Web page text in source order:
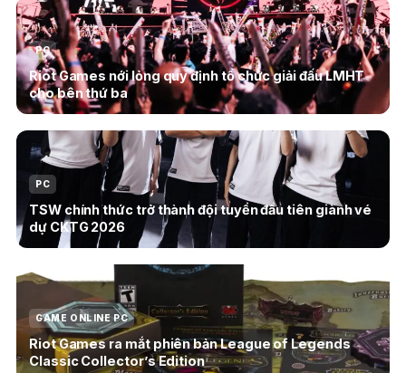
PC
Riot Games nới lỏng quy định tổ chức giải đấu LMHT
cho bên thứ ba
PC
TSW chính thức trở thành đội tuyển đầu tiên giành vé
dự CKTG 2026
GAME ONLINE PC
Riot Games ra mắt phiên bản League of Legends
Classic Collector’s Edition